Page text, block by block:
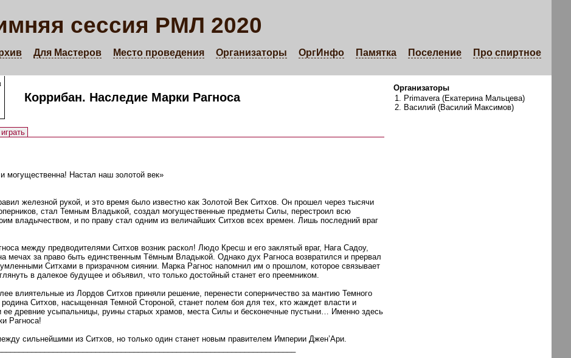
сессия РМЛ 2020
Для Мастеров Место проведения Организаторы ОргИнфо Памятка Поселение
Про спиртное
Организаторы
Primavera (Екатерина Мальцева)
Василий (Василий Максимов)
Коррибан. Наследие Марки Рагноса
могущественна! Настал наш золотой век»
железной рукой, и это время было известно как Золотой Век Ситхов. Он прошел через тысячи
стал Темным Владыкой, создал могущественные предметы Силы, перестроил всю
владычеством, и по праву стал одним из величайших Ситхов всех времен. Лишь последний враг
между предводителями Ситхов возник раскол! Людо Кресш и его заклятый враг, Нага Садоу,
мечах за право быть единственным Тёмным Владыкой. Однако дух Рагноса возвратился и прервал
Ситхами в призрачном сиянии. Марка Рагнос напомнил им о прошлом, которое связывает
в далекое будущее и объявил, что только достойный станет его преемником.
влиятельные из Лордов Ситхов приняли решение, перенести соперничество за мантию Темного
Ситхов, насыщенная Темной Стороной, станет полем боя для тех, кто жаждет власти и
древние усыпальницы, руины старых храмов, места Силы и бесконечные пустыни… Именно здесь
Рагноса!
сильнейшими из Ситхов, но только один станет новым правителем Империи Джен’Ари.